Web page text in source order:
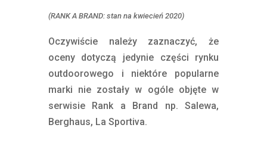
(RANK A BRAND: stan na kwiecień 2020)
Oczywiście należy zaznaczyć, że
oceny dotyczą jedynie części rynku
outdoorowego i niektóre popularne
marki nie zostały w ogóle objęte w
serwisie Rank a Brand np. Salewa,
Berghaus, La Sportiva.